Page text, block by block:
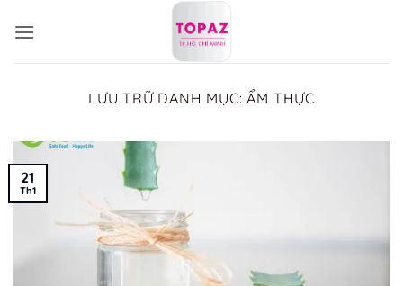
qua
LƯU TRỮ DANH MỤC:ẨM THỰC
21
Th1